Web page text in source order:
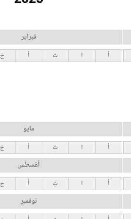
فبراير
أ ا ث أ خ
مايو
أ ا ث أ خ
أغسطس
أ ا ث أ خ
نوفمبر